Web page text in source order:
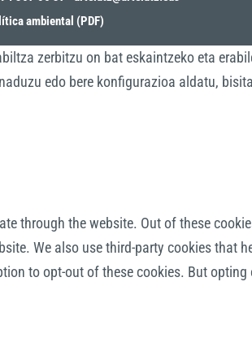
ambiental (PDF)
zerbitzu on bat eskaintzeko eta
edo bere konfigurazioa aldatu,
through the website. Out of these
We also use third-party cookies that
to opt-out of these cookies. But